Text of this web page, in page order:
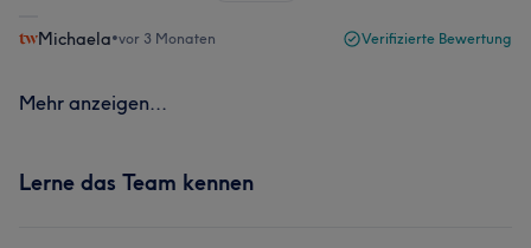
Michaela•vor 3 Monaten Verifizierte Bewertung
Mehr anzeigen...
Lerne das Team kennen